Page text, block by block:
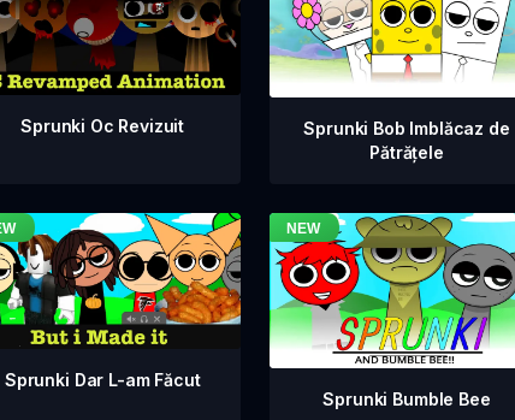
Sprunki Oc Revizuit
Sprunki Bob Imblăcaz de
Pătrățele
Sprunki Dar L-am Făcut
Sprunki Bumble Bee